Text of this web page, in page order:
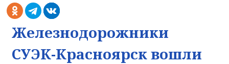
Железнодорожники
СУЭК-Красноярск вошли